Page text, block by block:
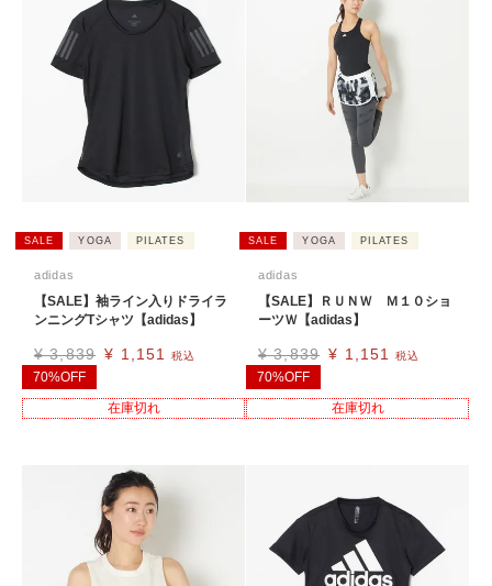
SALE YOGA PILATES
adidas
【SALE】袖ライン入りドライラ
ンニングTシャツ【adidas】
¥ 3,839 ¥ 1,151 税込
70%OFF
在庫切れ
SALE YOGA PILATES
adidas
【SALE】ＲＵＮＷ Ｍ１０ショ
ーツＷ【adidas】
¥ 3,839 ¥ 1,151 税込
70%OFF
在庫切れ